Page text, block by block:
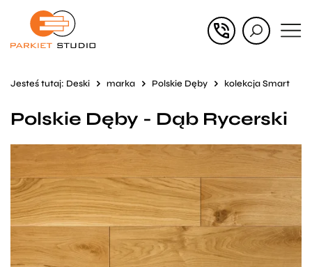
Przejdź
Przejdź
stopce
Jesteś tutaj: Deski marka Polskie Dęby kolekcja Smart
Polskie Dęby - Dąb Rycerski